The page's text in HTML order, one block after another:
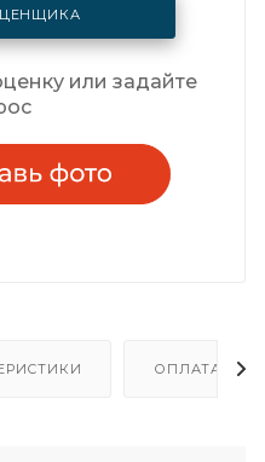
или задайте
ОПЛАТА И